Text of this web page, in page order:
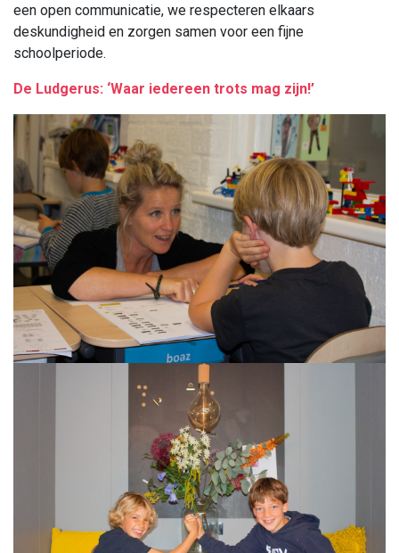
een open communicatie, we respecteren elkaars
deskundigheid en zorgen samen voor een fijne
schoolperiode.
De Ludgerus: ‘Waar iedereen trots mag zijn!’